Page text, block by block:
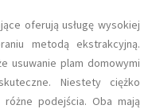
oferują usługę wysokiej
metodą ekstrakcyjną.
usuwanie plam domowymi
Niestety ciężko
podejścia. Oba mają